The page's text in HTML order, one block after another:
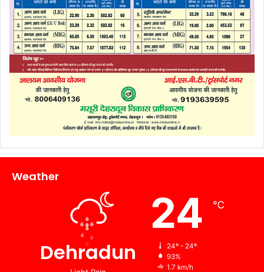
Weather
Dehradun
24 ℃
24º - 24º
93%
1.7 km/h